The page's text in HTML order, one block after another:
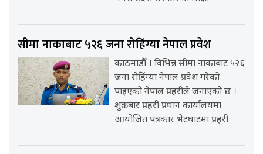
सीमा नाकाबाट ५२६ जना रोहिंग्या नेपाल प्रवेश
काठमाडौँ । विभिन्न सीमा नाकाबाट ५२६
जना रोहिंग्या नेपाल प्रवेश गरेको
पाइएको नेपाल प्रहरीले जनाएको छ ।
शुक्रबार प्रहरी प्रधान कार्यालयमा
आयोजित पत्रकार भेटघाटमा प्रहरी